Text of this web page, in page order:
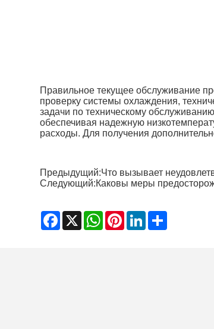
Правильное текущее обслуживание
проверку системы охлаждения,
задачи по техническому
обеспечивая надежную
расходы. Для получения
Предыдущий:Что вызывает
Следующий:Каковы меры
Facebook
X WhatsApp
PinterestLinkedIn